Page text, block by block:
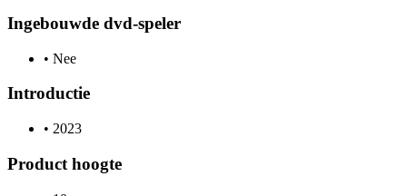
Ingebouwde dvd-speler
• Nee
Introductie
• 2023
Product hoogte